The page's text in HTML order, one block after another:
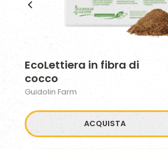
EcoLettiera in fibra di
cocco
Guidolin Farm
ACQUISTA